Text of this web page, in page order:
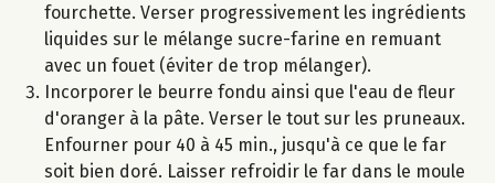
fourchette. Verser progressivement les ingrédients
liquides sur le mélange sucre-farine en remuant
avec un fouet (éviter de trop mélanger).
Incorporer le beurre fondu ainsi que l'eau de fleur
d'oranger à la pâte. Verser le tout sur les pruneaux.
Enfourner pour 40 à 45 min., jusqu'à ce que le far
soit bien doré. Laisser refroidir le far dans le moule